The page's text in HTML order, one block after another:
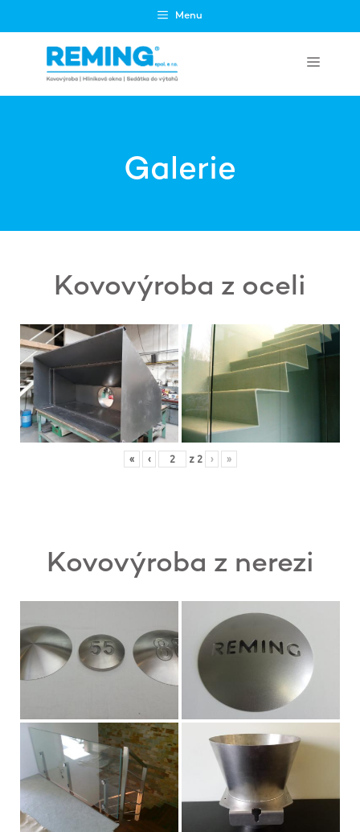
Menu
Menu
Galerie
Kovovýroba z oceli
« ‹ z 2 › »
Kovovýroba z nerezi